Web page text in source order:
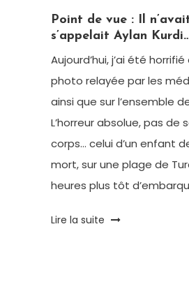
Point de vue : Il
s’appelait Aylan
Aujourd’hui, j’ai été
photo relayée par les
ainsi que sur l’ensemble
L’horreur absolue, pas de
corps… celui d’un enfant
mort, sur une plage de
heures plus tôt
Tagged
Lire la suite